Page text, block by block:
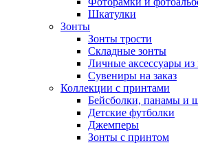
Шкатулки
Зонты
Зонты трости
Складные зонты
Личные аксессуары из
Сувениры на заказ
Коллекции с принтами
Бейсболки, панамы и
Детские футболки
Джемперы
Зонты с принтом